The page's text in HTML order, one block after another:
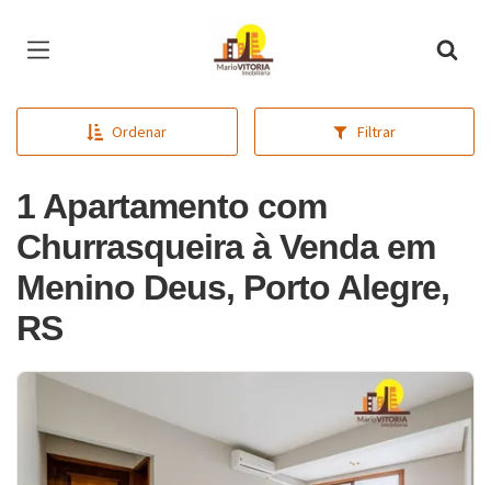
Página inicial
Ordenar Filtrar
1 Apartamento com
Churrasqueira à Venda em
Menino Deus, Porto Alegre,
RS